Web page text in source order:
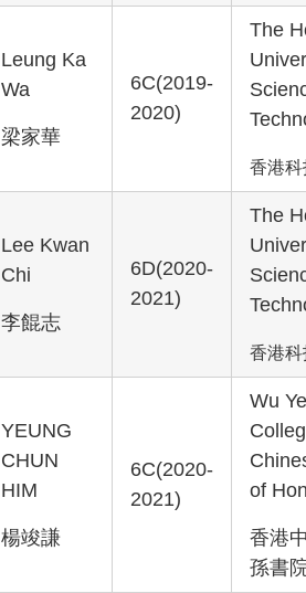
Leung Ka
Wa
梁家華
6C(2019-
2020)
The
香港
Lee Kwan
Chi
李餛志
6D(2020-
2021)
The
香港
YEUNG
CHUN
HIM
楊竣謙
6C(2020-
2021)
Wu
of
香港
孫書